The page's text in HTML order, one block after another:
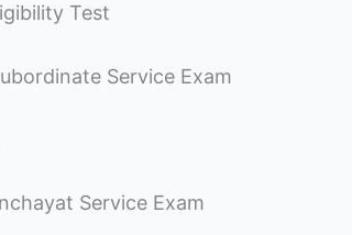
Test
Service Exam
Service Exam